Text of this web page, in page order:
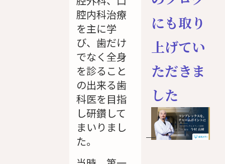
腔内科治療
を主に学
び、歯だけ
でなく全身
を診ること
の出来る歯
科医を目指
し研鑽して
まいりまし
た。
にも取り
上げてい
ただきま
した